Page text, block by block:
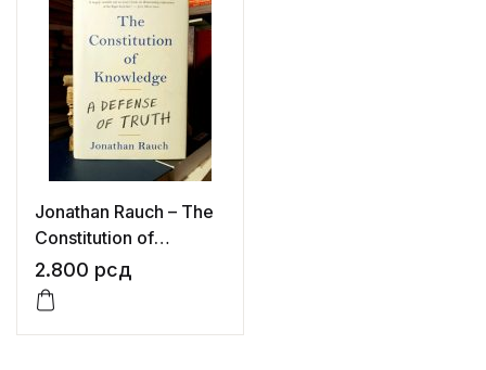
Jonathan Rauch – The
Constitution of
Knowledge: A Defense
of Truth
2.800 рсд